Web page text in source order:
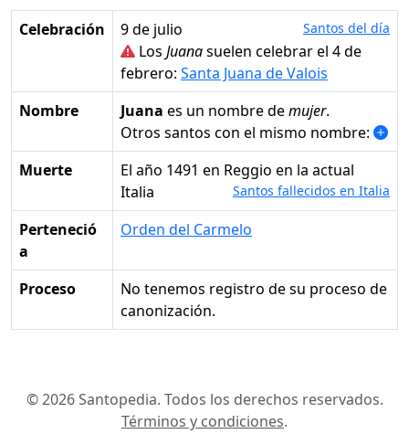
Celebración 9 de julio Santos del día
Los Juanasuelen celebrar el 4 de
febrero: Santa Juana de Valois
Nombre
Juana es un nombre demujer.
Otros santos con el mismo nombre:
Muerte
el año 1491 en Reggio en la actual
Italia
Santos fallecidos en Italia
Perteneció
a
Orden del Carmelo
Proceso
No tenemos registro de su proceso de
canonización.
© 2026 Santopedia. Todos los derechos reservados.
Términos y condiciones.